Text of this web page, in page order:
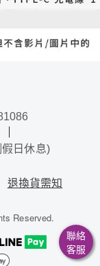
日休息)
退換貨需知
Reserved.
聯絡
客服